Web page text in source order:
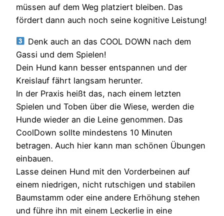
müssen auf dem Weg platziert bleiben. Das
fördert dann auch noch seine kognitive Leistung!
Denk auch an das COOL DOWN nach dem
Gassi und dem Spielen!
Dein Hund kann besser entspannen und der
Kreislauf fährt langsam herunter.
In der Praxis heißt das, nach einem letzten
Spielen und Toben über die Wiese, werden die
Hunde wieder an die Leine genommen. Das
CoolDown sollte mindestens 10 Minuten
betragen. Auch hier kann man schönen Übungen
einbauen.
Lasse deinen Hund mit den Vorderbeinen auf
einem niedrigen, nicht rutschigen und stabilen
Baumstamm oder eine andere Erhöhung stehen
und führe ihn mit einem Leckerlie in eine